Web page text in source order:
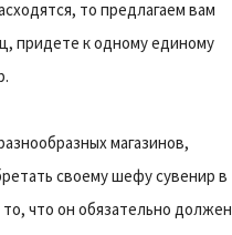
то предлагаем вам
придете к одному единому
магазинов,
своему шефу сувенир в
что он обязательно должен